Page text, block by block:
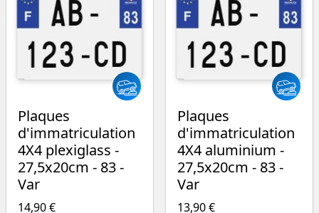
Plaques
d'immatriculation
4X4 plexiglass -
27,5x20cm - 83 -
Var
14,90 €
Plaques
d'immatriculation
4X4 aluminium -
27,5x20cm - 83 -
Var
13,90 €